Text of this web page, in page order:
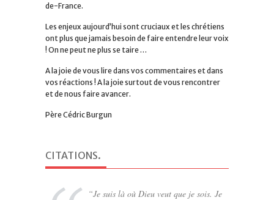
de-France.
Les enjeux aujourd’hui sont cruciaux et les chrétiens
ont plus que jamais besoin de faire entendre leur voix
! On ne peut ne plus se taire …
A la joie de vous lire dans vos commentaires et dans
vos réactions ! A la joie surtout de vous rencontrer
et de nous faire avancer.
Père Cédric Burgun
CITATIONS.
Je suis là où Dieu veut que je sois. Je